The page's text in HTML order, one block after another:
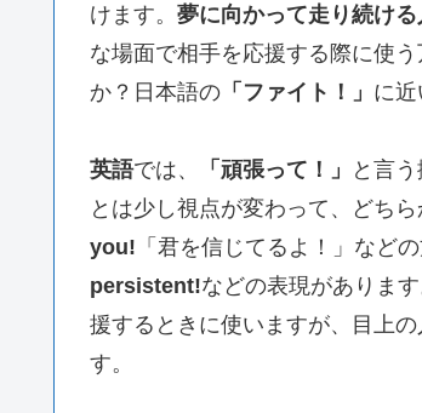
けます。 夢に向かって走り続ける
な場面で相手を応援する際に使う
か？日本語の 「ファイト！」 に近
英語では、 「頑張って！」 と言う
とは少し視点が変わって、どちら
you! 「君を信じてるよ！」など
persistent!などの表現がありま
援するときに使いますが、目上
す。